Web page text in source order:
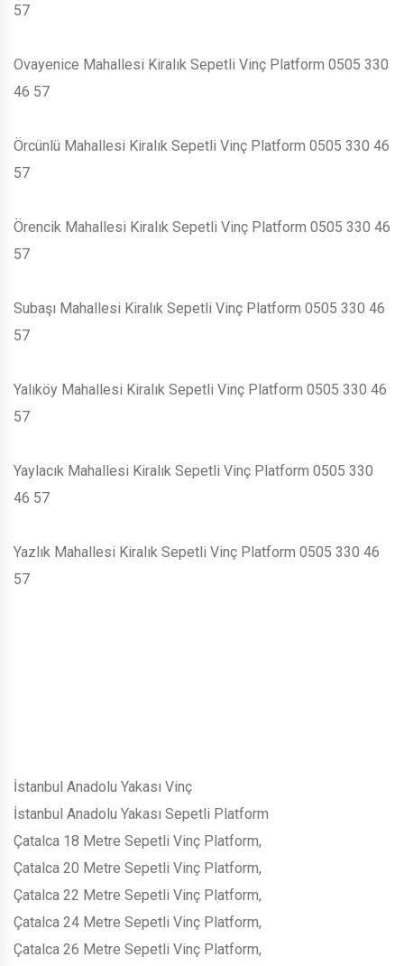
57
Ovayenice Mahallesi Kiralık Sepetli Vinç Platform 0505 330
46 57
Örcünlü Mahallesi Kiralık Sepetli Vinç Platform 0505 330 46
57
Örencik Mahallesi Kiralık Sepetli Vinç Platform 0505 330 46
57
Subaşı Mahallesi Kiralık Sepetli Vinç Platform 0505 330 46
57
Yalıköy Mahallesi Kiralık Sepetli Vinç Platform 0505 330 46
57
Yaylacık Mahallesi Kiralık Sepetli Vinç Platform 0505 330
46 57
Yazlık Mahallesi Kiralık Sepetli Vinç Platform 0505 330 46
57
İstanbul Anadolu Yakası Vinç
İstanbul Anadolu Yakası Sepetli Platform
Çatalca 18 Metre Sepetli Vinç Platform,
Çatalca 20 Metre Sepetli Vinç Platform,
Çatalca 22 Metre Sepetli Vinç Platform,
Çatalca 24 Metre Sepetli Vinç Platform,
Çatalca 26 Metre Sepetli Vinç Platform,